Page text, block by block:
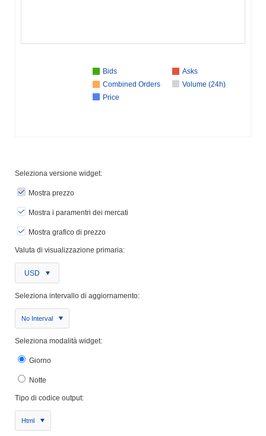
Bids
Asks
Combined Orders
Volume (24h)
Price
Seleziona versione widget:
Mostra prezzo
Mostra i paramentri dei mercati
Mostra grafico di prezzo
Valuta di visualizzazione primaria:
USD
Seleziona intervallo di aggiornamento:
No Interval
Seleziona modalità widget:
Giorno
Notte
Tipo di codice output:
Html